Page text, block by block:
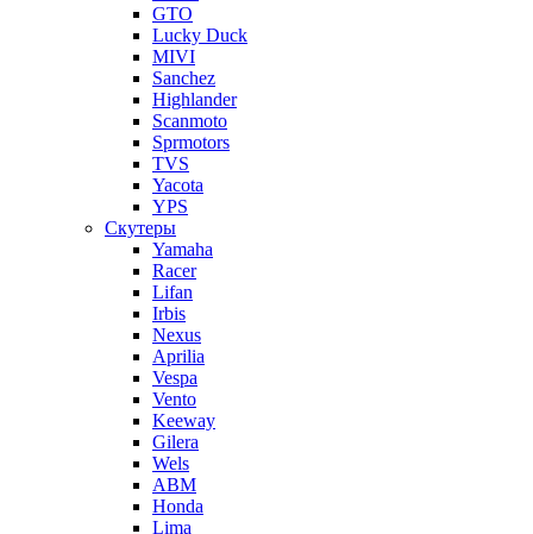
GTO
Lucky Duck
MIVI
Sanchez
Highlander
Scanmoto
Sprmotors
TVS
Yacota
YPS
Скутеры
Yamaha
Racer
Lifan
Irbis
Nexus
Aprilia
Vespa
Vento
Keeway
Gilera
Wels
ABM
Honda
Lima